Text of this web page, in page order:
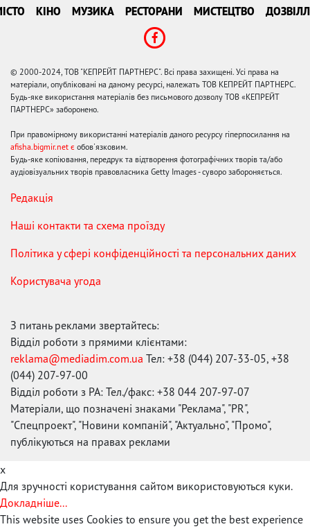
КІНО МУЗИКА РЕСТОРАНИ МИСТЕЦТВО
© 2000-2024, ТОВ "КЕПРЕЙТ ПАРТНЕРС". Всі права захищені. Усі права на
матеріали, опубліковані на даному ресурсі, належать ТОВ КЕПРЕЙТ ПАРТНЕРС.
Будь-яке використання матеріалів без письмового дозволу ТОВ «КЕПРЕЙТ
ПАРТНЕРС» заборонено.
При правомірному використанні матеріалів даного ресурсу гіперпосилання на
afisha.bigmir.net є обов'язковим.
Будь-яке копіювання, передрук та відтворення фотографічних творів та/або
аудіовізуальних творів правовласника Getty Images - суворо забороняється.
Редакція
Наші контакти та схема проїзду
Політика у сфері конфіденційності та персональних даних
Користувача угода
З питань реклами звертайтесь:
Відділ роботи з прямими клієнтами:
reklama@mediadim.com.ua Тел: +38 (044) 207-33-05, +38
(044) 207-97-00
Відділ роботи з РА: Тел./факс: +38 044 207-97-07
Матеріали, що позначені знаками "Реклама", "PR",
"Спецпроект", "Новини компаній", "Актуально", "Промо",
публікуються на правах реклами
x
Для зручності користування сайтом використовуються куки.
Докладніше...
This website uses Cookies to ensure you get the best experience